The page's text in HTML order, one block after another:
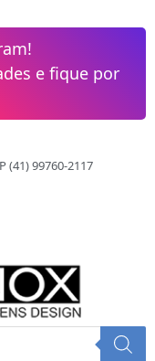
e fique por
(41) 99760-2117